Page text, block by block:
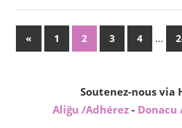
Posts
«Previous
Posts
1 2 3 4 …
Soutenez-nous via
Aliĝu /Adhérez - Donacu